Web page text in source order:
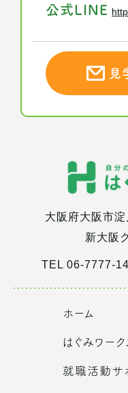
公式LINE
見
大阪府大阪市
新大阪
TEL 06-7777-
ホーム
はぐみワー
就職活動サ